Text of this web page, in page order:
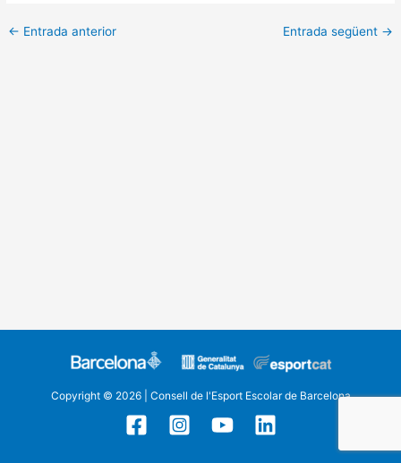
← Entrada anterior Entrada següent →
Copyright © 2026 | Consell de l'Esport Escolar de Barcelona